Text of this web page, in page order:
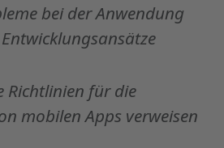
bei der Anwendung
Richtlinien für die
mobilenApps verweisen